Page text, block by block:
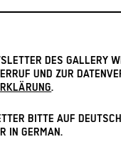
DES GALLERY
UND ZUR
.
BITTE AUF
IN GERMAN.